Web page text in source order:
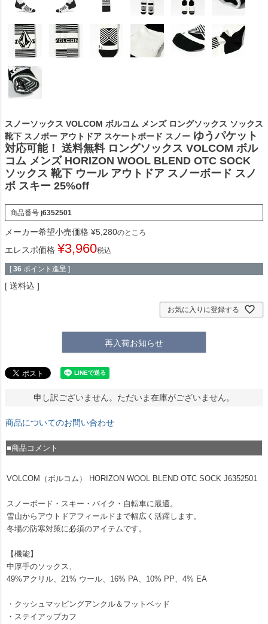
スノーソックス VOLCOM ボルコム メンズ ロングソックス ソックス
靴下 スノボー アウトドア スケートボード スノー ゆうパケット
対応可能！ 送料無料 ロングソックス VOLCOM ボル
コム メンズ HORIZON WOOL BLEND OTC SOCK
ソックス 靴下 ウール アウトドア スノーボード スノ
ボ スキー 25%off
商品番号 j6352501
メーカー希望小売価格 ¥5,280のところ
エレスポ価格 ¥3,960税込
[ 36 ポイント進呈 ]
送料込
お気に入りに登録する
再入荷お知らせ
申し訳ございません。ただいま在庫がございません。
商品についてのお問い合わせ
■商品コメント
VOLCOM（ボルコム） HORIZON WOOL BLEND OTC SOCK J6352501
スノーボード・スキー・バイク・自転車に最適。
雪山からアウトドアフィールドまで幅広く活躍します。
冬場の防寒対策に必須のアイテムです。
【機能】
中厚手のソックス、
49%アクリル、21% ウール、16% PA、10% PP、4% EA
・クッシュマッピングアンクル＆フットベッド
・ステイアップカフ